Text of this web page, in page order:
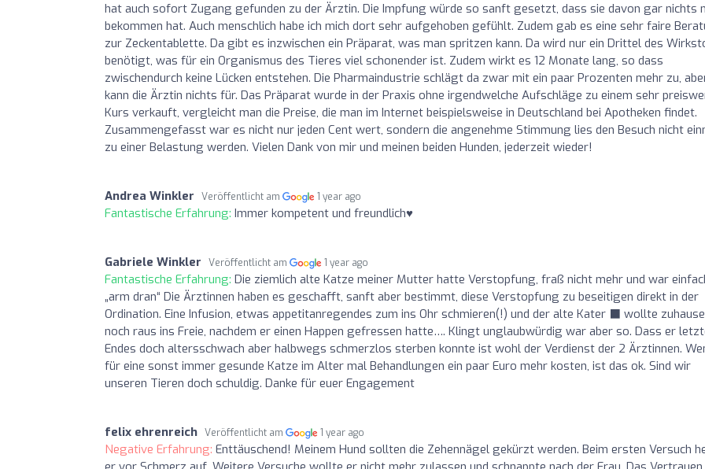
hat auch sofort Zugang gefunden zu der Ärztin. Die Impfung würde so sanft gesetzt, dass sie davon gar nichts
bekommen hat. Auch menschlich habe ich mich dort sehr aufgehoben gefühlt. Zudem gab es eine sehr faire
zur Zeckentablette. Da gibt es inzwischen ein Präparat, was man spritzen kann. Da wird nur ein Drittel des
benötigt, was für ein Organismus des Tieres viel schonender ist. Zudem wirkt es 12 Monate lang, so dass
zwischendurch keine Lücken entstehen. Die Pharmaindustrie schlägt da zwar mit ein paar Prozenten mehr zu,
kann die Ärztin nichts für. Das Präparat wurde in der Praxis ohne irgendwelche Aufschläge zu einem sehr
Kurs verkauft, vergleicht man die Preise, die man im Internet beispielsweise in Deutschland bei Apotheken findet.
Zusammengefasst war es nicht nur jeden Cent wert, sondern die angenehme Stimmung lies den Besuch nicht
zu einer Belastung werden. Vielen Dank von mir und meinen beiden Hunden, jederzeit wieder!
Andrea Winkler Veröffentlicht am 1 year ago
Fantastische Erfahrung: Immer kompetent und freundlich♥️
Gabriele Winkler Veröffentlicht am 1 year ago
Fantastische Erfahrung: Die ziemlich alte Katze meiner Mutter hatte Verstopfung, fraß nicht mehr und war
„arm dran“ Die Ärztinnen haben es geschafft, sanft aber bestimmt, diese Verstopfung zu beseitigen direkt in der
Ordination. Eine Infusion, etwas appetitanregendes zum ins Ohr schmieren(!) und der alte Kater ‍⬛ wollte
noch raus ins Freie, nachdem er einen Happen gefressen hatte…. Klingt unglaubwürdig war aber so. Dass er
Endes doch altersschwach aber halbwegs schmerzlos sterben konnte ist wohl der Verdienst der 2 Ärztinnen.
für eine sonst immer gesunde Katze im Alter mal Behandlungen ein paar Euro mehr kosten, ist das ok. Sind wir
unseren Tieren doch schuldig. Danke für euer Engagement
felix ehrenreich Veröffentlicht am 1 year ago
Negative Erfahrung: Enttäuschend! Meinem Hund sollten die Zehennägel gekürzt werden. Beim ersten Versuch